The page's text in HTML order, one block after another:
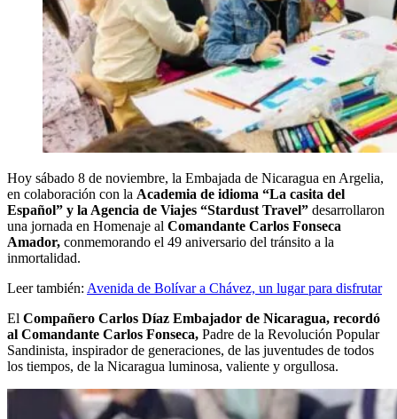
Hoy sábado 8 de noviembre, la Embajada de Nicaragua en Argelia,
en colaboración con la Academia de idioma “La casita del
Español” y la Agencia de Viajes “Stardust Travel” desarrollaron
una jornada en Homenaje al Comandante Carlos Fonseca
Amador, conmemorando el 49 aniversario del tránsito a la
inmortalidad.
Leer también: Avenida de Bolívar a Chávez, un lugar para disfrutar
El Compañero Carlos Díaz Embajador de Nicaragua, recordó
al Comandante Carlos Fonseca, Padre de la Revolución Popular
Sandinista, inspirador de generaciones, de las juventudes de todos
los tiempos, de la Nicaragua luminosa, valiente y orgullosa.